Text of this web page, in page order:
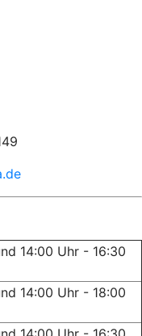
14:00 Uhr - 16:30
14:00 Uhr - 18:00